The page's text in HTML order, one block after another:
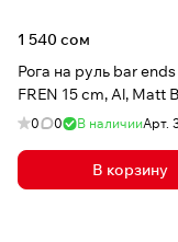
1 540 сом
Рога на руль bar
FREN 15 cm, Al, Matt
0 0 В наличииАрт.
В корзину